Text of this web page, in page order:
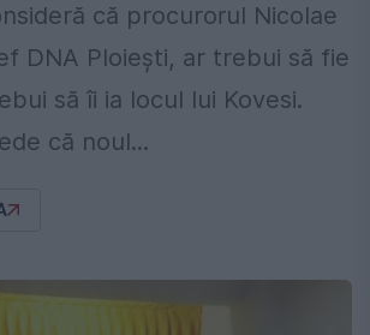
că procurorul Nicolae
DNA Ploiești, ar trebui să fie
să îi ia locul lui Kovesi.
că noul...